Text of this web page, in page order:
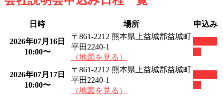
日時 場所 申込み
2026年07月16日
10:00〜
〒861-2212 熊本県上益城郡益城町
平田2240-1
（地図を見る）
2026年07月17日
10:00〜
〒861-2212 熊本県上益城郡益城町
平田2240-1
（地図を見る）